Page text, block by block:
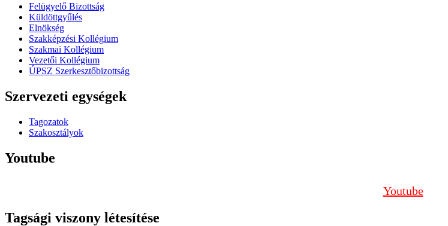
Felügyelő Bizottság
Küldöttgyűlés
Elnökség
Szakképzési Kollégium
Szakmai Kollégium
Vezetői Kollégium
ÚPSZ Szerkesztőbizottság
Szervezeti egységek
Tagozatok
Szakosztályok
Youtube
Youtube
Tagsági viszony létesítése